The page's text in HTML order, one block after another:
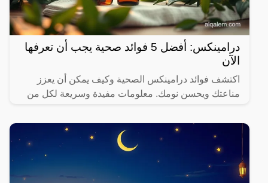
درامينكس: أفضل 5 فوائد صحية يجب أن تعرفها
الآن
اكتشف فوائد درامينكس الصحية وكيف يمكن أن يعزز
مناعتك ويحسن نومك. معلومات مفيدة وسريعة لكل من